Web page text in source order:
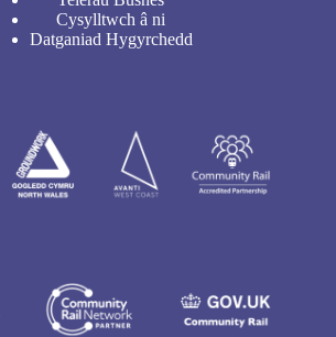
Cysylltwch â ni
Datganiad Hygyrchedd